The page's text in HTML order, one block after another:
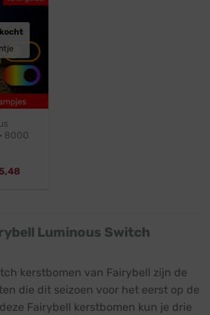
8000
Huidige
Luminous Switch
kerstbomen van Fairybell zijn de
die dit seizoen voor het eerst op de
Fairybell kerstbomen kun je drie